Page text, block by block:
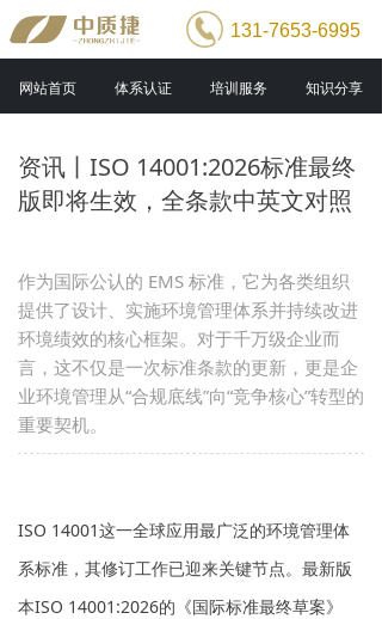
131-7653-6995
网站首页 体系认证 培训服务 知识分享
资讯丨ISO 14001:2026标准最终
版即将生效，全条款中英文对照
作为国际公认的 EMS 标准，它为各类组织
提供了设计、实施环境管理体系并持续改进
环境绩效的核心框架。对于千万级企业而
言，这不仅是一次标准条款的更新，更是企
业环境管理从“合规底线”向“竞争核心”转型的
重要契机。
ISO 14001这一全球应用最广泛的环境管理体
系标准，其修订工作已迎来关键节点。最新版
本ISO 14001:2026的《国际标准最终草案》